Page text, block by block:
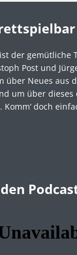
der gemütliche
Post und
über Neues aus
um über dieses
doch